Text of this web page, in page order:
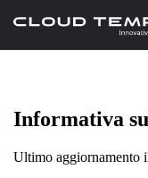
Informativa
Ultimo aggiornamento